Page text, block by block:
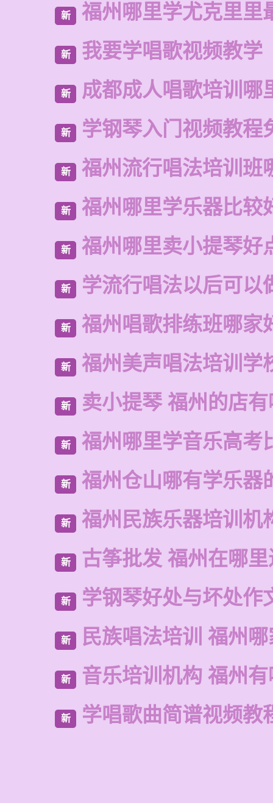
新 福州哪里学尤克里里
新 我要学唱歌视频教学
新 成都成人唱歌培训哪
新 学钢琴入门视频教程
新 福州流行唱法培训班
新 福州哪里学乐器比较
新 福州哪里卖小提琴好
新 学流行唱法以后可以
新 福州唱歌排练班哪家
新 福州美声唱法培训学
新 卖小提琴 福州的店
新 福州哪里学音乐高考
新 福州仓山哪有学乐器
新 福州民族乐器培训机
新 古筝批发 福州在哪
新 学钢琴好处与坏处作
新 民族唱法培训 福州
新 音乐培训机构 福州
新 学唱歌曲简谱视频教